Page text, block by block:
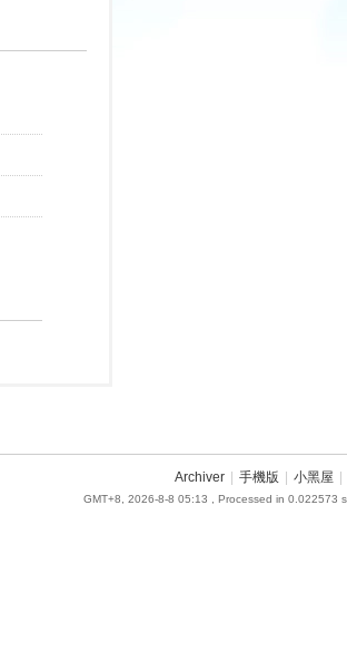
Archiver 手機版 小黑屋
GMT+8, 2026-8-8 05:13 , Processed in 0.022573